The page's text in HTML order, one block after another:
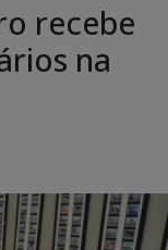
recebe
na